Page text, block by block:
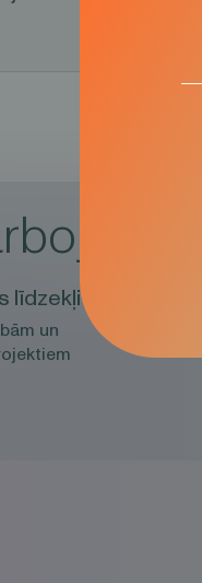
līdzekļi
un